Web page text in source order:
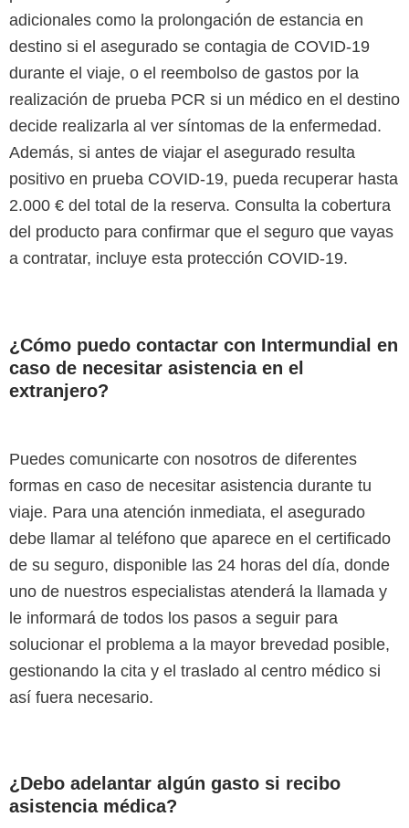
adicionales como la prolongación de estancia en
destino si el asegurado se contagia de COVID-19
durante el viaje, o el reembolso de gastos por la
realización de prueba PCR si un médico en el destino
decide realizarla al ver síntomas de la enfermedad.
Además, si antes de viajar el asegurado resulta
positivo en prueba COVID-19, pueda recuperar hasta
2.000 € del total de la reserva. Consulta la cobertura
del producto para confirmar que el seguro que vayas
a contratar, incluye esta protección COVID-19.
¿Cómo puedo contactar con Intermundial en
caso de necesitar asistencia en el
extranjero?
Puedes comunicarte con nosotros de diferentes
formas en caso de necesitar asistencia durante tu
viaje. Para una atención inmediata, el asegurado
debe llamar al teléfono que aparece en el certificado
de su seguro, disponible las 24 horas del día, donde
uno de nuestros especialistas atenderá la llamada y
le informará de todos los pasos a seguir para
solucionar el problema a la mayor brevedad posible,
gestionando la cita y el traslado al centro médico si
así fuera necesario.
¿Debo adelantar algún gasto si recibo
asistencia médica?